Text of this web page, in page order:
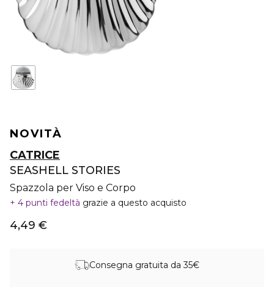
NOVITÀ
CATRICE
SEASHELL STORIES
Spazzola per Viso e Corpo
4 punti fedeltà grazie a questo acquisto
4,49 €
Consegna gratuita da 35€